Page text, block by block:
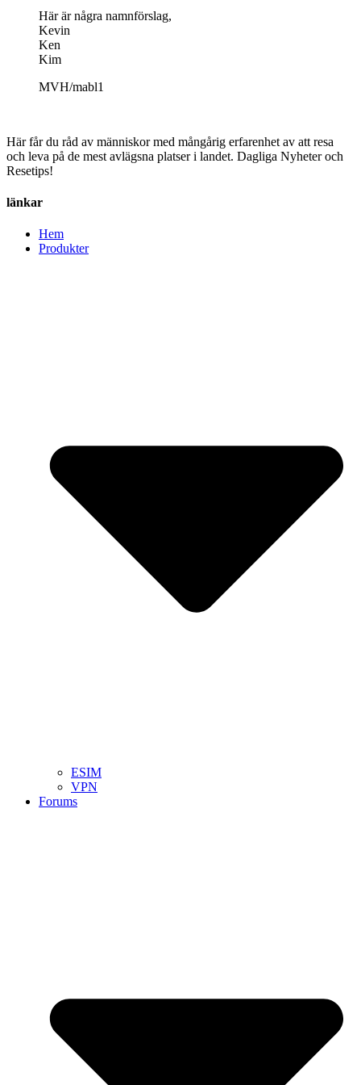
Här är några namnförslag,
Kevin
Ken
Kim
MVH/mabl1
Här får du råd av människor med mångårig erfarenhet av att resa
och leva på de mest avlägsna platser i landet. Dagliga Nyheter och
Resetips!
länkar
Hem
Produkter
ESIM
VPN
Forums